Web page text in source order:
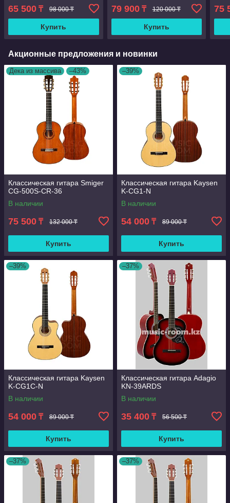
65 500 ₸ 98 000 ₸
Купить
79 900₸ 120 000 ₸
Купить
75
Акционные предложения и новинки
Дека из массива –43%
Классическая гитара Smiger
CG-500S-CR-36
В наличии
75 500 ₸ 132 000 ₸
Купить
–39%
Классическая гитара Kaysen
K-CG1-N
В наличии
54 000 ₸ 89 000 ₸
Купить
–39%
Классическая гитара Kaysen
K-CG1C-N
В наличии
54 000 ₸ 89 000 ₸
Купить
–37%
Классическая гитара Adagio
KN-39ARDS
В наличии
35 400 ₸ 56 500 ₸
Купить
–37% –37%